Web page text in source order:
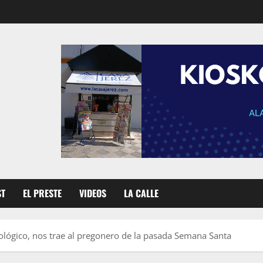
EL PRESTE VIDEOS LA CALLE
nos trae al pregonero de la pasada Semana Santa